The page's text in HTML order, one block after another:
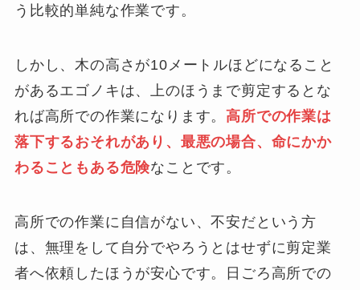
う比較的単純な作業です。
しかし、木の高さが10メートルほどになること
があるエゴノキは、上のほうまで剪定するとな
れば高所での作業になります。高所での作業は
落下するおそれがあり、最悪の場合、命にかか
わることもある危険なことです。
高所での作業に自信がない、不安だという方
は、無理をして自分でやろうとはせずに剪定業
者へ依頼したほうが安心です。日ごろ高所での